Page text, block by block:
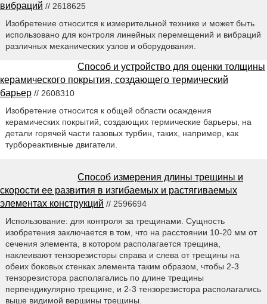
вибраций // 2618625
Изобретение относится к измерительной технике и может быть
использовано для контроля линейных перемещений и вибраций
различных механических узлов и оборудования.
Способ и устройство для оценки толщины
керамического покрытия, создающего термический
барьер // 2608310
Изобретение относится к общей области осаждения
керамических покрытий, создающих термические барьеры, на
детали горячей части газовых турбин, таких, например, как
турбореактивные двигатели.
Способ измерения длины трещины и
скорости ее развития в изгибаемых и растягиваемых
элементах конструкций // 2596694
Использование: для контроля за трещинами. Сущность
изобретения заключается в том, что на расстоянии 10-20 мм от
сечения элемента, в котором располагается трещина,
наклеивают тензорезисторы справа и слева от трещины на
обеих боковых стенках элемента таким образом, чтобы 2-3
тензорезистора располагались по длине трещины
перпендикулярно трещине, и 2-3 тензорезистора располагались
выше видимой вершины трещины.